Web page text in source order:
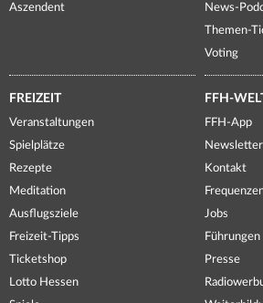
Aszendent
News-
Themen-
Voting
FREIZEIT
Veranstaltungen
Spielplätze
Rezepte
Meditation
Ausflugsziele
Freizeit-Tipps
Ticketshop
Lotto Hessen
FFH-
FFH-App
Newsletter
Kontakt
Jobs
Führungen
Presse